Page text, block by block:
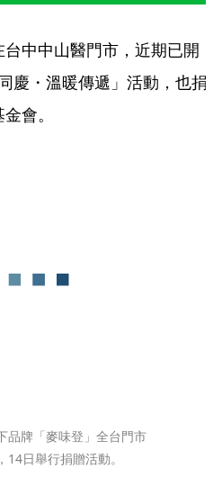
中中山醫門市，近期已開
慶・溫暖傳遞」活動，也捐
會。
品牌「麥味登」全台門市
14日舉行捐贈活動。